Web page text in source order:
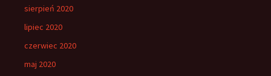
sierpień 2020
lipiec 2020
czerwiec 2020
maj 2020